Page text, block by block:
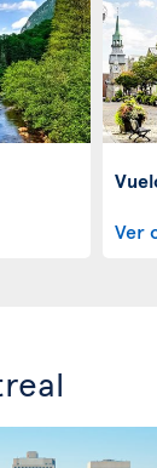
Ver